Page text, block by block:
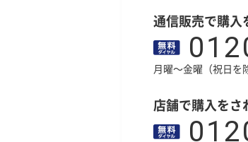
通信販売で購入
月曜～金曜（祝日を
店舗で購入をさ